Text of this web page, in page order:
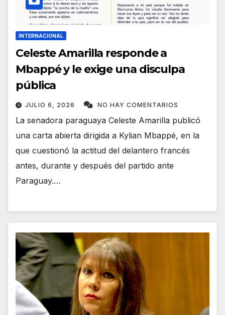
INTERNACIONAL
Celeste Amarilla responde a
Mbappé y le exige una disculpa
pública
JULIO 6, 2026 NO HAY COMENTARIOS
La senadora paraguaya Celeste Amarilla publicó
una carta abierta dirigida a Kylian Mbappé, en la
que cuestionó la actitud del delantero francés
antes, durante y después del partido ante
Paraguay.…